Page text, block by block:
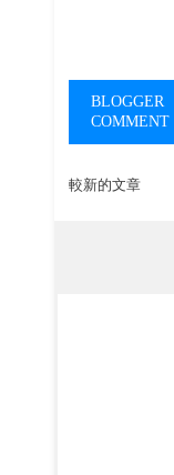
BLOGGER
COMMENT
較新的文章